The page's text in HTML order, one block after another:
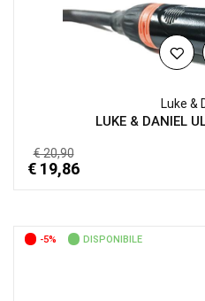
Luke &
LUKE & DANIEL
€ 20,90
€ 19,86
-5% DISPONIBILE